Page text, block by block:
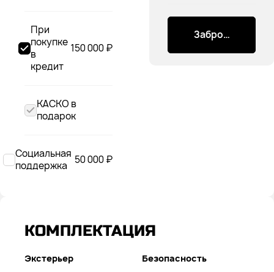
150 000 ₽
При
покупке
в
кредит
КАСКО в
подарок
50 000 ₽
Социальная
поддержка
Забронировать
КОМПЛЕКТАЦИЯ
Экстерьер Безопасность